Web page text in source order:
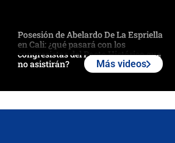
Posesión de Abelardo De La Espriella
en Cali: ¿qué pasará con los
congresistas del Pacto Histórico que
no asistirán?
Más videos